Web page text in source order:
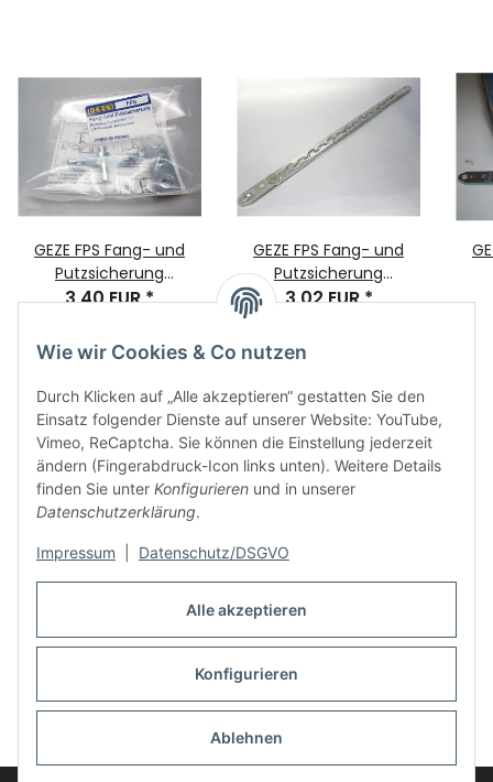
Alle akzeptieren
Konfigurieren
Ablehnen
Wie wir Cookies & Co nutzen
Durch Klicken auf „Alle akzeptieren“ gestatten Sie den
Einsatz folgender Dienste auf unserer Website: YouTube,
Vimeo, ReCaptcha. Sie können die Einstellung jederzeit
ändern (Fingerabdruck-Icon links unten). Weitere Details
finden Sie unter Konfigurieren und in unserer
Datenschutzerklärung.
Impressum Datenschutz/DSGVO
GEZE FPS Fang- und
Putzsicherung
Befestigungsplatten
3,40 EUR*
GEZE FPS Fang- und
Putzsicherung
Fangschere Putzschere
3,02 EUR*
Informationen
Rechtliches
Vertrag widerrufen
* Alle Preise inkl. gesetzlicher USt., zzgl.Versand